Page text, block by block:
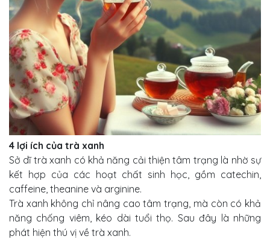
4 lợi ích của trà xanh
Sở dĩ trà xanh có khả năng cải thiện tâm trạng là nhờ sự
kết hợp của các hoạt chất sinh học, gồm catechin,
caffeine, theanine và arginine.
Trà xanh không chỉ nâng cao tâm trạng, mà còn có khả
năng chống viêm, kéo dài tuổi thọ. Sau đây là những
phát hiện thú vị về trà xanh.